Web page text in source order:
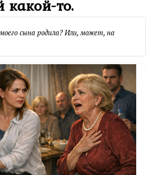
какой-то.
сына родила? Или, может, на